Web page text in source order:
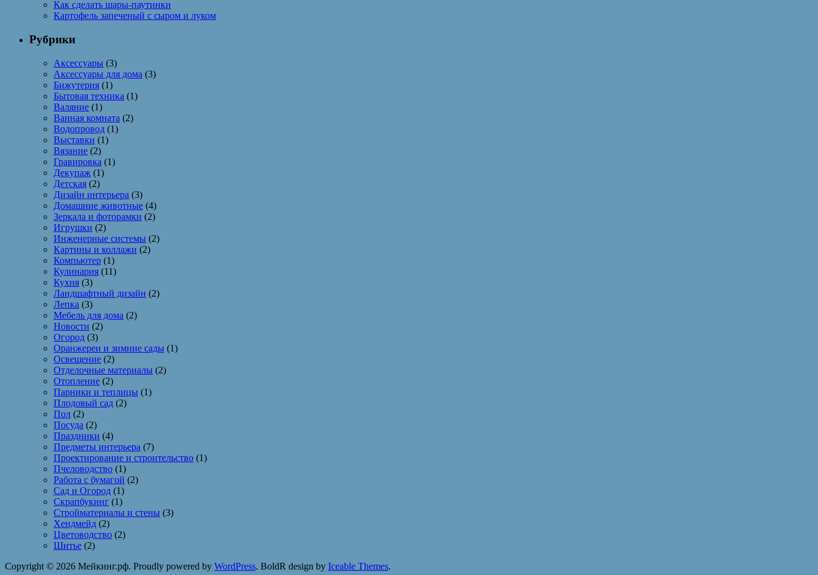
Как сделать шары-паутинки
Картофель запеченый с сыром и луком
Рубрики
Аксессуары (3)
Аксессуары для дома (3)
Бижутерия (1)
Бытовая техника (1)
Валяние (1)
Ванная комната (2)
Водопровод (1)
Выставки (1)
Вязание (2)
Гравировка (1)
Декупаж (1)
Детская (2)
Дизайн интерьера (3)
Домашние животные (4)
Зеркала и фоторамки (2)
Игрушки (2)
Инженерные системы (2)
Картины и коллажи (2)
Компьютер (1)
Кулинария (11)
Кухня (3)
Ландшафтный дизайн (2)
Лепка (3)
Мебель для дома (2)
Новости (2)
Огород (3)
Оранжереи и зимние сады (1)
Освещение (2)
Отделочные материалы (2)
Отопление (2)
Парники и теплицы (1)
Плодовый сад (2)
Пол (2)
Посуда (2)
Праздники (4)
Предметы интерьера (7)
Проектирование и строительство (1)
Пчеловодство (1)
Работа с бумагой (2)
Сад и Огород (1)
Скрапбукинг (1)
Стройматериалы и стены (3)
Хендмейд (2)
Цветоводство (2)
Шитье (2)
Copyright © 2026 Мейкинг.рф. Proudly powered by WordPress. BoldR design by Iceable Themes.